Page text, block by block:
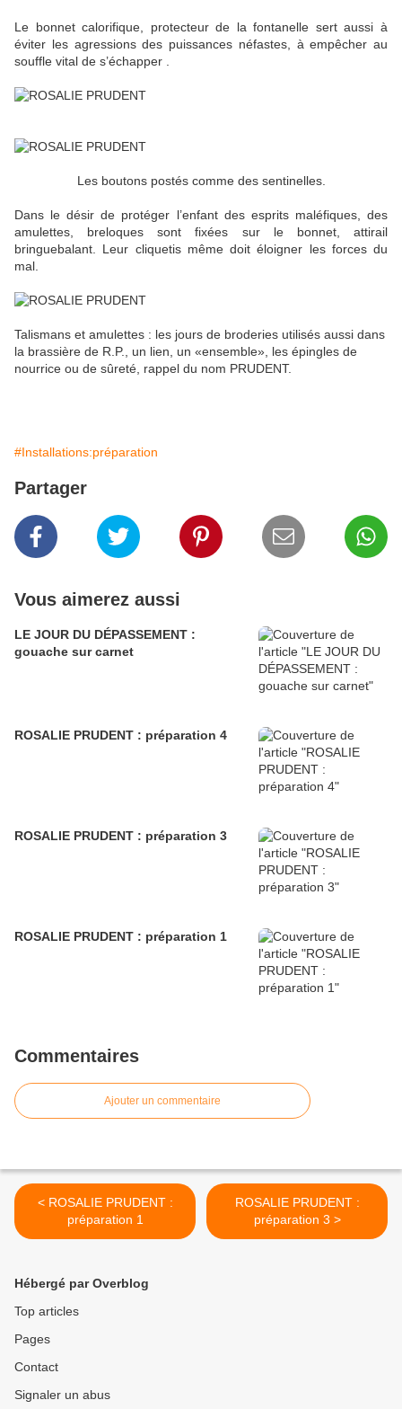
Le bonnet calorifique, protecteur de la fontanelle sert aussi à
éviter les agressions des puissances néfastes, à empêcher au
souffle vital de s’échapper .
Les boutons postés comme des sentinelles.
Dans le désir de protéger l’enfant des esprits maléfiques, des
amulettes, breloques sont fixées sur le bonnet, attirail
bringuebalant. Leur cliquetis même doit éloigner les forces du
mal.
Talismans et amulettes : les jours de broderies utilisés aussi dans
la brassière de R.P., un lien, un «ensemble», les épingles de
nourrice ou de sûreté, rappel du nom PRUDENT.
#Installations:préparation
Partager
Vous aimerez aussi
LE JOUR DU DÉPASSEMENT :
gouache sur carnet
ROSALIE PRUDENT : préparation 4
ROSALIE PRUDENT : préparation 3
ROSALIE PRUDENT : préparation 1
Commentaires
Ajouter un commentaire
< ROSALIE PRUDENT :
préparation 1
ROSALIE PRUDENT :
préparation 3 >
Hébergé par Overblog
Top articles
Pages
Contact
Signaler un abus